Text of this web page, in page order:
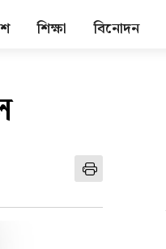
শিক্ষা বিনোদন